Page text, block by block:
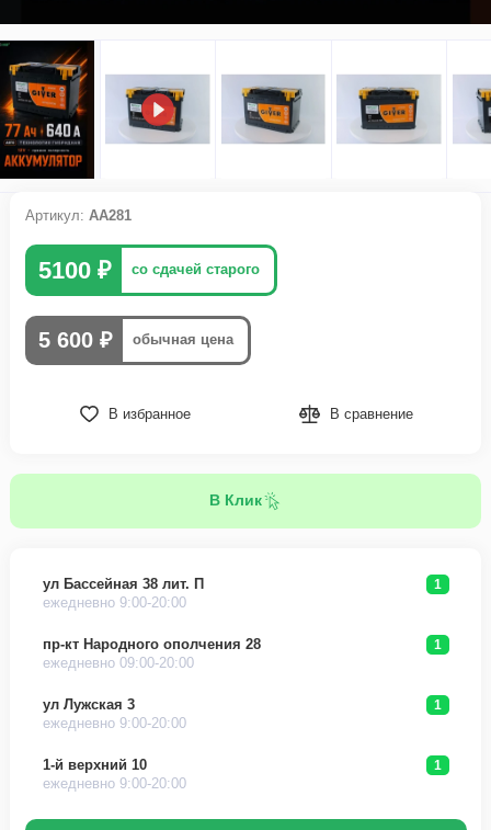
Артикул: АА281
5100 ₽ со сдачей старого
5 600 ₽ обычная цена
В избранное В сравнение
В Клик
ул Бассейная 38 лит. П
1
ежедневно 9:00-20:00
пр-кт Народного ополчения 28
1
ежедневно 09:00-20:00
ул Лужская 3
1
ежедневно 9:00-20:00
1-й верхний 10
1
ежедневно 9:00-20:00